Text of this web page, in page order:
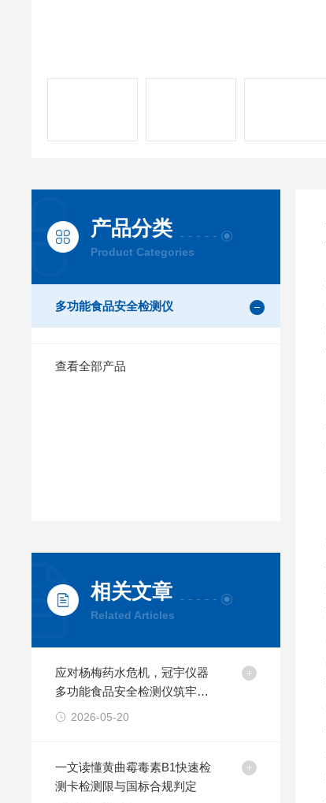
产品分类
Product Categories
多功能食品安全检测仪
查看全部产品
相关文章
Related Articles
应对杨梅药水危机，冠宇仪器
多功能食品安全检测仪筑牢鲜
果安全防线
2026-05-20
一文读懂黄曲霉毒素B1快速检
测卡检测限与国标合规判定